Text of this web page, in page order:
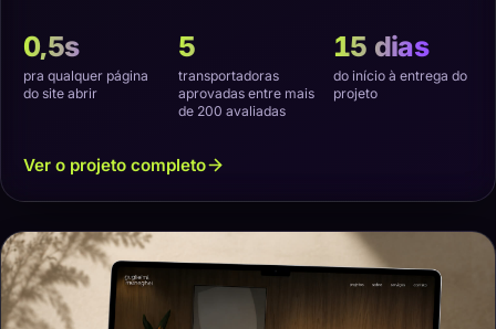
0,5s
pra qualquer página
do site abrir
5
transportadoras
aprovadas entre mais
de 200 avaliadas
15 dias
do início à entrega do
projeto
Ver o projeto completo